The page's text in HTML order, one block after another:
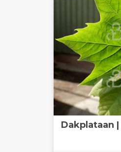
Dakplataan